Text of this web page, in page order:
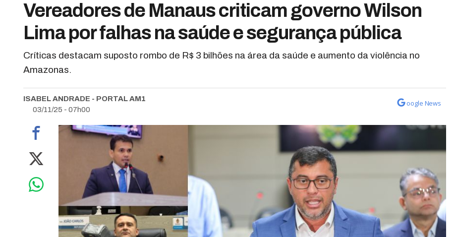
Vereadores de Manaus criticam governo Wilson
Lima por falhas na saúde e segurança pública
Críticas destacam suposto rombo de R$ 3 bilhões na área da saúde e aumento da violência no
Amazonas.
ISABEL ANDRADE - PORTAL AM1
03/11/25 - 07h00
oogle News